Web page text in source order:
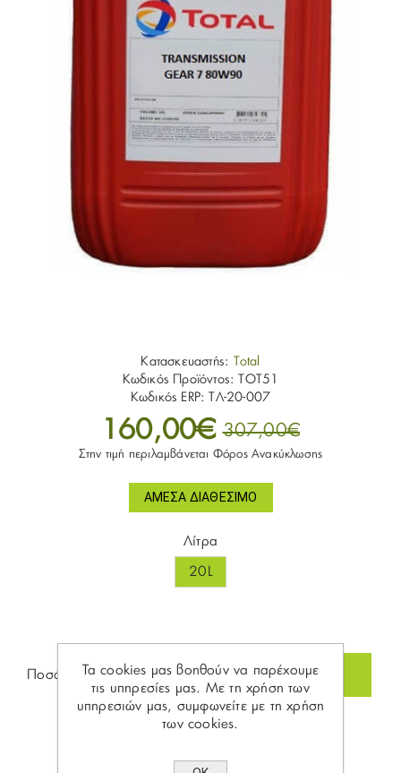
Κατασκευαστής:
Total
Κωδικός Προϊόντος:
TOT51
Κωδικός ERP:
ΤΛ-20-007
160,00€ 307,00€
Στην τιμή περιλαμβάνεται Φόρος Ανακύκλωσης
Λίτρα
20L
ΆΜΕΣΑ ΔΙΑΘΈΣΙΜΟ
Ποσότητα:Τα cookies μας βοηθούν να παρέχουμε
τις υπηρεσίες μας. Με τη χρήση των
υπηρεσιών μας, συμφωνείτε με τη χρήση
των cookies.